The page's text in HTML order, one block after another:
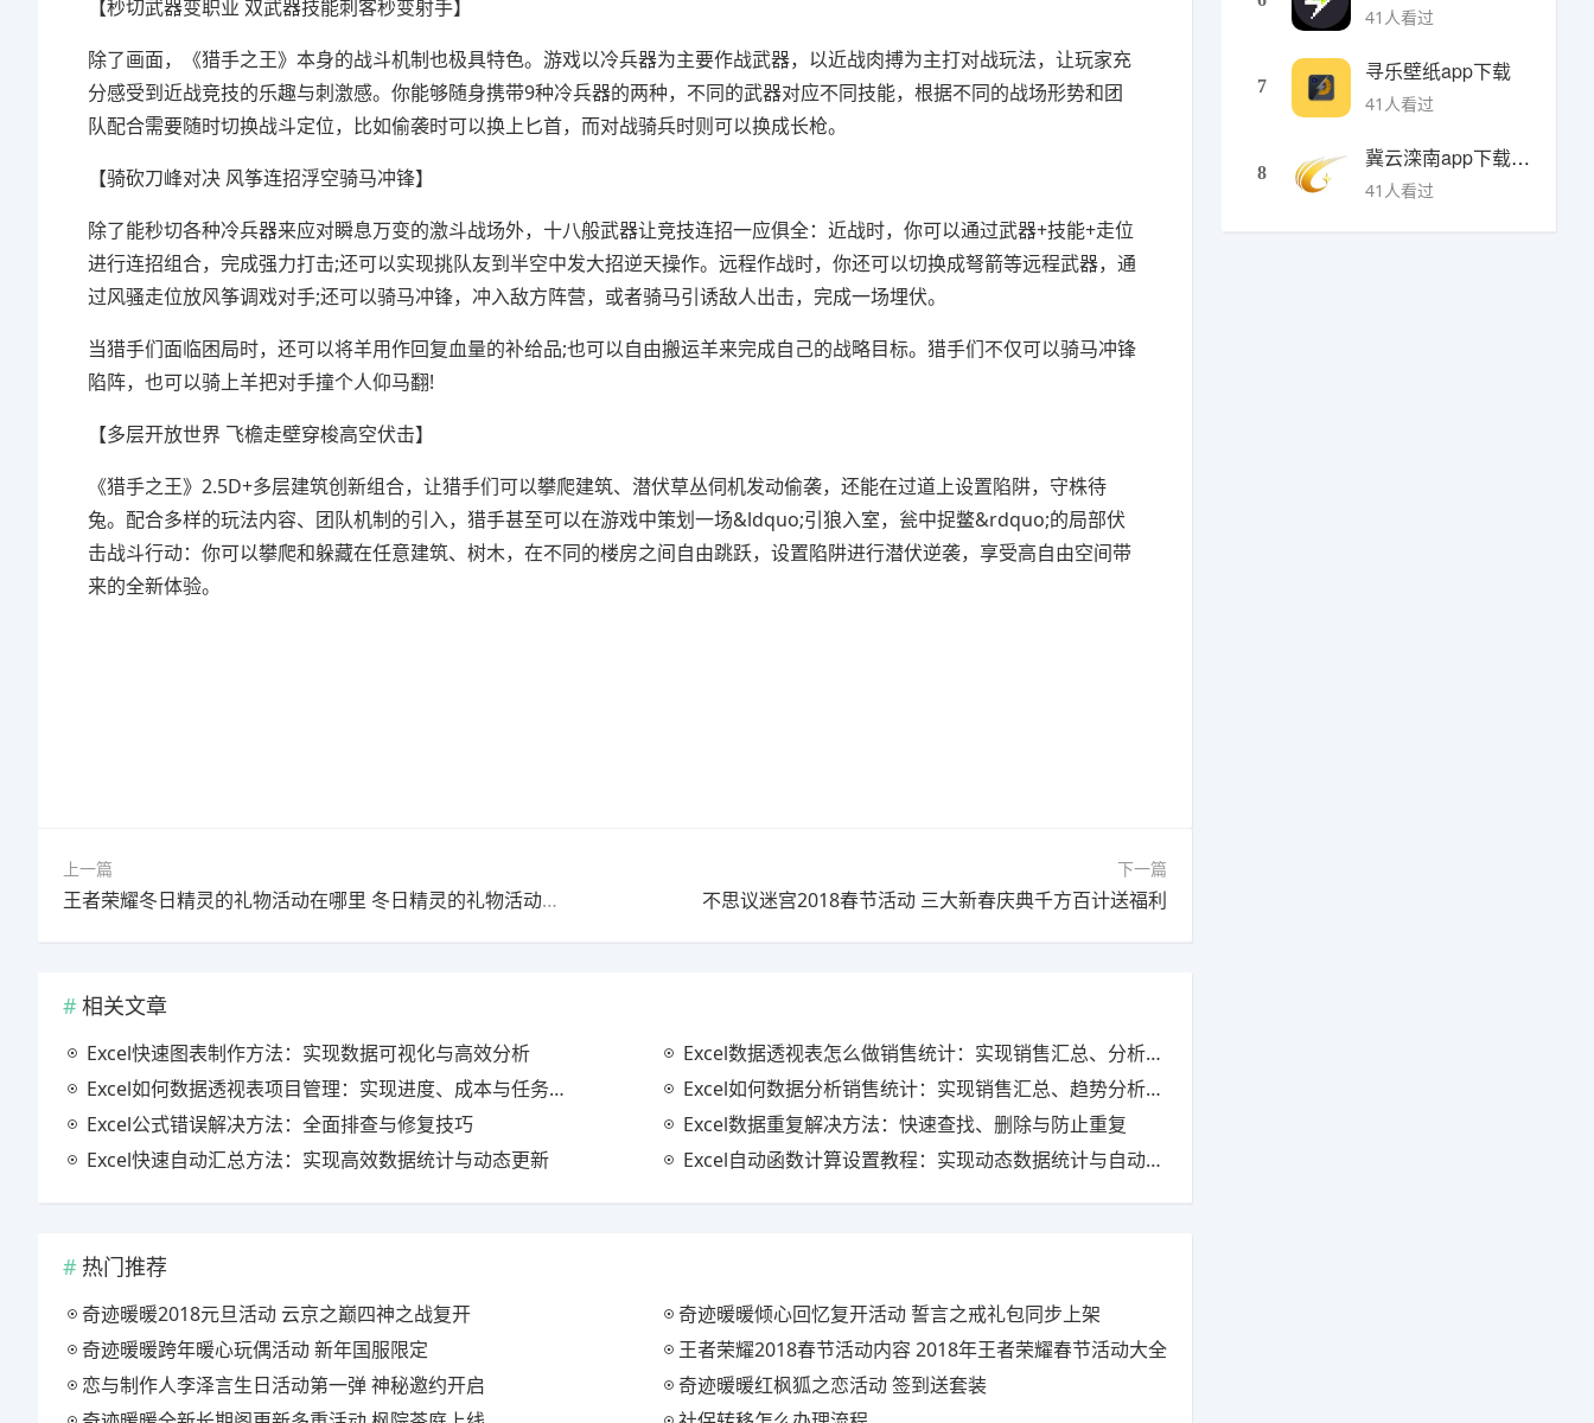
【秒切武器变职业 双武器技能刺客秒变射手】
除了画面，《猎手之王》本身的战斗机制也极具特色。游戏以冷兵器为主要作战武器，以近战肉搏为主打对战玩法，让玩家充
分感受到近战竞技的乐趣与刺激感。你能够随身携带9种冷兵器的两种，不同的武器对应不同技能，根据不同的战场形势和团
队配合需要随时切换战斗定位，比如偷袭时可以换上匕首，而对战骑兵时则可以换成长枪。
【骑砍刀峰对决 风筝连招浮空骑马冲锋】
除了能秒切各种冷兵器来应对瞬息万变的激斗战场外，十八般武器让竞技连招一应俱全：近战时，你可以通过武器+技能+走位
进行连招组合，完成强力打击;还可以实现挑队友到半空中发大招逆天操作。远程作战时，你还可以切换成弩箭等远程武器，通
过风骚走位放风筝调戏对手;还可以骑马冲锋，冲入敌方阵营，或者骑马引诱敌人出击，完成一场埋伏。
当猎手们面临困局时，还可以将羊用作回复血量的补给品;也可以自由搬运羊来完成自己的战略目标。猎手们不仅可以骑马冲锋
陷阵，也可以骑上羊把对手撞个人仰马翻!
【多层开放世界 飞檐走壁穿梭高空伏击】
《猎手之王》2.5D+多层建筑创新组合，让猎手们可以攀爬建筑、潜伏草丛伺机发动偷袭，还能在过道上设置陷阱，守株待
兔。配合多样的玩法内容、团队机制的引入，猎手甚至可以在游戏中策划一场&ldquo;引狼入室，瓮中捉鳖&rdquo;的局部伏
击战斗行动：你可以攀爬和躲藏在任意建筑、树木，在不同的楼房之间自由跳跃，设置陷阱进行潜伏逆袭，享受高自由空间带
来的全新体验。
上一篇
王者荣耀冬日精灵的礼物活动在哪里 冬日精灵的礼物活动参与方法
下一篇
不思议迷宫2018春节活动 三大新春庆典千方百计送福利
相关文章
Excel快速图表制作方法：实现数据可视化与高效分析
Excel数据透视表怎么做销售统计：实现销售汇总、分析与动态监控
Excel如何数据透视表项目管理：实现进度、成本与任务的高效分析
Excel如何数据分析销售统计：实现销售汇总、趋势分析与业绩优化
Excel公式错误解决方法：全面排查与修复技巧
Excel数据重复解决方法：快速查找、删除与防止重复
Excel快速自动汇总方法：实现高效数据统计与动态更新
Excel自动函数计算设置教程：实现动态数据统计与自动更新
热门推荐
奇迹暖暖2018元旦活动 云京之巅四神之战复开
奇迹暖暖倾心回忆复开活动 誓言之戒礼包同步上架
奇迹暖暖跨年暖心玩偶活动 新年国服限定
王者荣耀2018春节活动内容 2018年王者荣耀春节活动大全
恋与制作人李泽言生日活动第一弹 神秘邀约开启
奇迹暖暖红枫狐之恋活动 签到送套装
41人看过
7
寻乐壁纸app下载
41人看过
8
冀云滦南app下载安装
41人看过